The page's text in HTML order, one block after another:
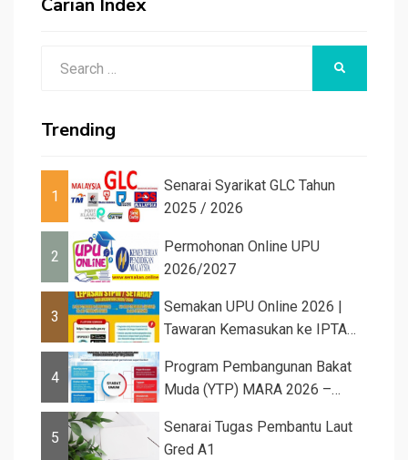
Carian Index
Trending
1
Senarai Syarikat GLC Tahun
2025 / 2026
2
Permohonan Online UPU
2026/2027
3
Semakan UPU Online 2026 |
Tawaran Kemasukan ke IPTA
4
Program Pembangunan Bakat
Muda (YTP) MARA 2026 –
5
Senarai Tugas Pembantu Laut
Gred A1